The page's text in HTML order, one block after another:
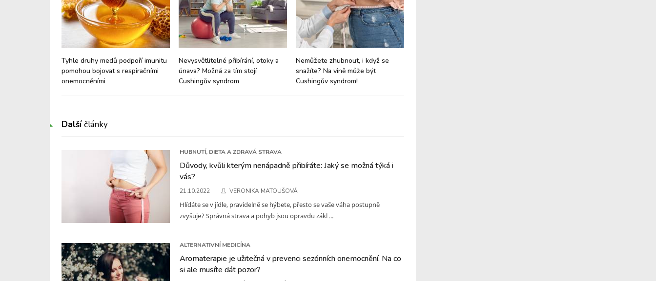
Tyhle druhy medů podpoří imunitu
pomohou bojovat s respiračními
onemocněními
Nevysvětlitelné přibírání, otoky a
únava? Možná za tím stojí
Cushingův syndrom
Nemůžete zhubnout, i když se
snažíte? Na vině může být
Cushingův syndrom!
Dalšíčlánky
HUBNUTÍ, DIETA A ZDRAVÁ STRAVA
Důvody, kvůli kterým nenápadně přibíráte: Jaký se možná týká i
vás?
21.10.2022 VERONIKA MATOUŠOVÁ
Hlídáte se v jídle, pravidelně se hýbete, přesto se vaše váha postupně
zvyšuje? Správná strava a pohyb jsou opravdu zákl ...
ALTERNATIVNÍ MEDICÍNA
Aromaterapie je užitečná v prevenci sezónních onemocnění. Na co
si ale musíte dát pozor?